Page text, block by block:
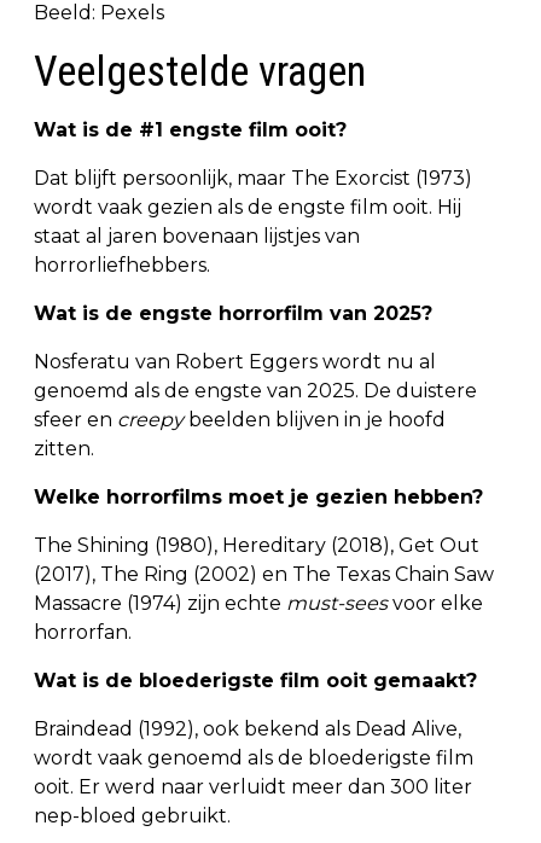
Beeld: Pexels
Veelgestelde vragen
Wat is de #1 engste film ooit?
Dat blijft persoonlijk, maar The Exorcist (1973)
wordt vaak gezien als de engste film ooit. Hij
staat al jaren bovenaan lijstjes van
horrorliefhebbers.
Wat is de engste horrorfilm van 2025?
Nosferatu van Robert Eggers wordt nu al
genoemd als de engste van 2025. De duistere
sfeer en creepybeelden blijven in je hoofd
zitten.
Welke horrorfilms moet je gezien hebben?
The Shining (1980), Hereditary (2018), Get Out
(2017), The Ring (2002) en The Texas Chain Saw
Massacre (1974) zijn echte must-seesvoor elke
horrorfan.
Wat is de bloederigste film ooit gemaakt?
Braindead (1992), ook bekend als Dead Alive,
wordt vaak genoemd als de bloederigste film
ooit. Er werd naar verluidt meer dan 300 liter
nep-bloed gebruikt.